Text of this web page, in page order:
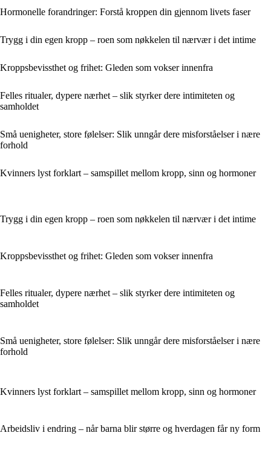
Hormonelle forandringer: Forstå kroppen din gjennom livets faser
Trygg i din egen kropp – roen som nøkkelen til nærvær i det intime
Kroppsbevissthet og frihet: Gleden som vokser innenfra
Felles ritualer, dypere nærhet – slik styrker dere intimiteten og
samholdet
Små uenigheter, store følelser: Slik unngår dere misforståelser i nære
forhold
Kvinners lyst forklart – samspillet mellom kropp, sinn og hormoner
Trygg i din egen kropp – roen som nøkkelen til nærvær i det intime
Kroppsbevissthet og frihet: Gleden som vokser innenfra
Felles ritualer, dypere nærhet – slik styrker dere intimiteten og
samholdet
Små uenigheter, store følelser: Slik unngår dere misforståelser i nære
forhold
Kvinners lyst forklart – samspillet mellom kropp, sinn og hormoner
Arbeidsliv i endring – når barna blir større og hverdagen får ny form